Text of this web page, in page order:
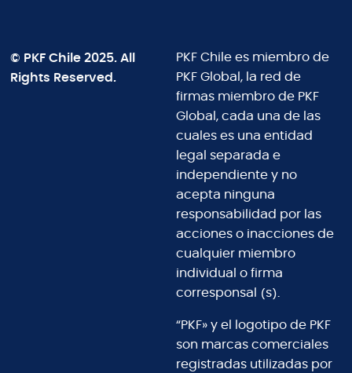
© PKF Chile 2025. All
Rights Reserved.
PKF Chile es miembro de
PKF Global, la red de
firmas miembro de PKF
Global, cada una de las
cuales es una entidad
legal separada e
independiente y no
acepta ninguna
responsabilidad por las
acciones o inacciones de
cualquier miembro
individual o firma
corresponsal (s).
“PKF» y el logotipo de PKF
son marcas comerciales
registradas utilizadas por